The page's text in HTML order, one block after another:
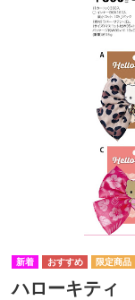
ハローキティ